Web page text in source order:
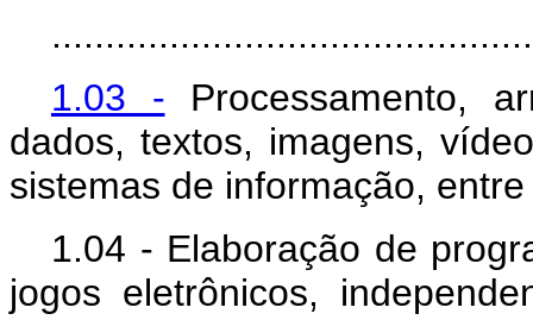
1.03 - Processamento,
dados, textos, imagens,
sistemas de informação,
1.04 - Elaboração de
jogos eletrônicos,